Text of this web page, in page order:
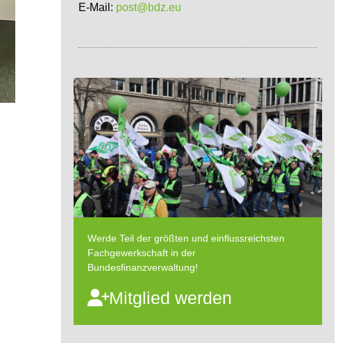
E-Mail: post@bdz.eu
Werde Teil der größten und einflussreichsten
Fachgewerkschaft in der
Bundesfinanzverwaltung!
Mitglied werden